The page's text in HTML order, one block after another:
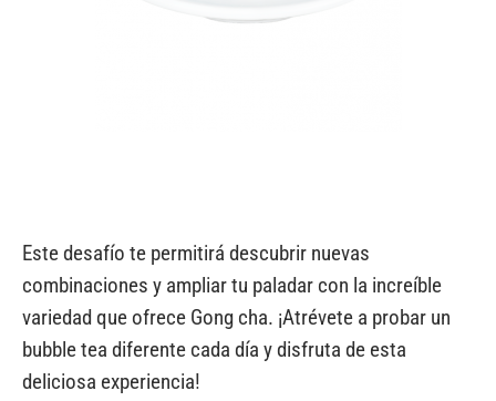
Este desafío te permitirá descubrir nuevas
combinaciones y ampliar tu paladar con la increíble
variedad que ofrece Gong cha. ¡Atrévete a probar un
bubble tea diferente cada día y disfruta de esta
deliciosa experiencia!